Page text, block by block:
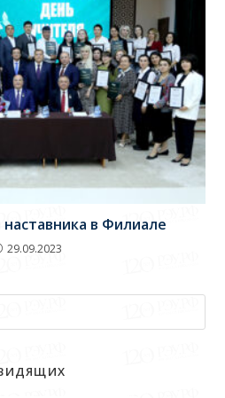
в Филиале
29.09.2023